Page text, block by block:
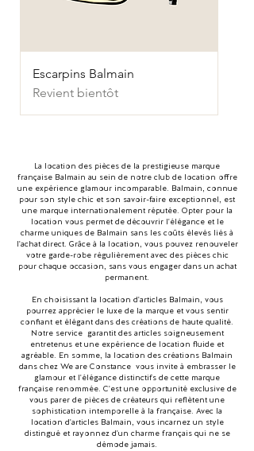
Escarpins Balmain
Revient bientôt
La location des pièces de la prestigieuse marque
française Balmain au sein de notre club de location offre
une expérience glamour incomparable. Balmain, connue
pour son style chic et son savoir-faire exceptionnel, est
une marque internationalement réputée. Opter pour la
location vous permet de découvrir l'élégance et le
charme uniques de Balmain sans les coûts élevés liés à
l'achat direct. Grâce à la location, vous pouvez renouveler
votre garde-robe régulièrement avec des pièces chic
pour chaque occasion, sans vous engager dans un achat
permanent.
En choisissant la location d'articles Balmain, vous
pourrez apprécier le luxe de la marque et vous sentir
confiant et élégant dans des créations de haute qualité.
Notre service garantit des articles soigneusement
entretenus et une expérience de location fluide et
agréable. En somme, la location des créations Balmain
dans chez We are Constance vous invite à embrasser le
glamour et l'élégance distinctifs de cette marque
française renommée. C'est une opportunité exclusive de
vous parer de pièces de créateurs qui reflètent une
sophistication intemporelle à la française. Avec la
location d'articles Balmain, vous incarnez un style
distingué et rayonnez d'un charme français qui ne se
démode jamais.